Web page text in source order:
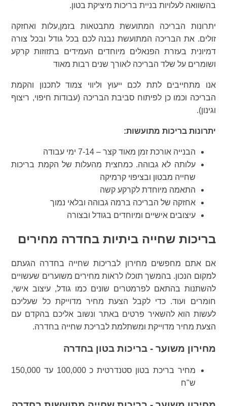
בהשוואה לעלויות בניית בריכות מיציקת בטון.
יתרונות הבריכה המתועשת מתבטאות בזמן,עלות ואחזקה
זולים. את הבריכה המתועשת נבנה לכם בכל גודל ובכל צורה
דמיונית בעזרת הפנאלים מיוחדים העמידים בתזוזות קרקע
ושומרים על שלד הבריכה לאורך שנים רבות מאוד
אנו מתחייבים לתת לכם ייעוץ וליווי צמוד לתכנון והקמת
הבריכה וכמו כן לפיתוח סביבת הבריכה (עבודות חיפוי, ריצוף
וגינון).
יתרונות בריכות מתועשות:
הבנייה אורכת זמן מאוד קצר – 7-14 ימי עבודה
עלותה לא גבוהה. כמחצית מהעלות של הקמת בריכות
שחייה מבטון ובציפוי קרמיקה
התאמה מיוחדת לקרקע קשה
אחזקה של הבריכה ברמה גבוהה ובלאי נמוך
עיצובים אישיים ומיוחדים בגודל ובצורה
בריכות שחייה ביתיות בחדרה מחירים
אם אתם מחפשים מחירון לבריכות שחייה בחדרה הגעתם
למקום הנכון. בהמשך תוכלו לראות מחירים משוערים שעשויים
להשתנות בהתאם לפרמטרים שונים כמו גודל, עיצוב אישי,
חומרים ועוד. כדי לקבל הצעת מחיר מדוייקת כל שעליכם
לעשות הוא להשאיר פרטים באתר ונשוב אליכם בהקדם עם
הצעת מחיר מדוייקת ומשתלמת לבריכת שחייה בחדרה.
מחירון משוער - בריכות בטון בחדרה
מחיר בריכת בטון סטנדרטית כ 100,000 עד 150,000
ש"ח